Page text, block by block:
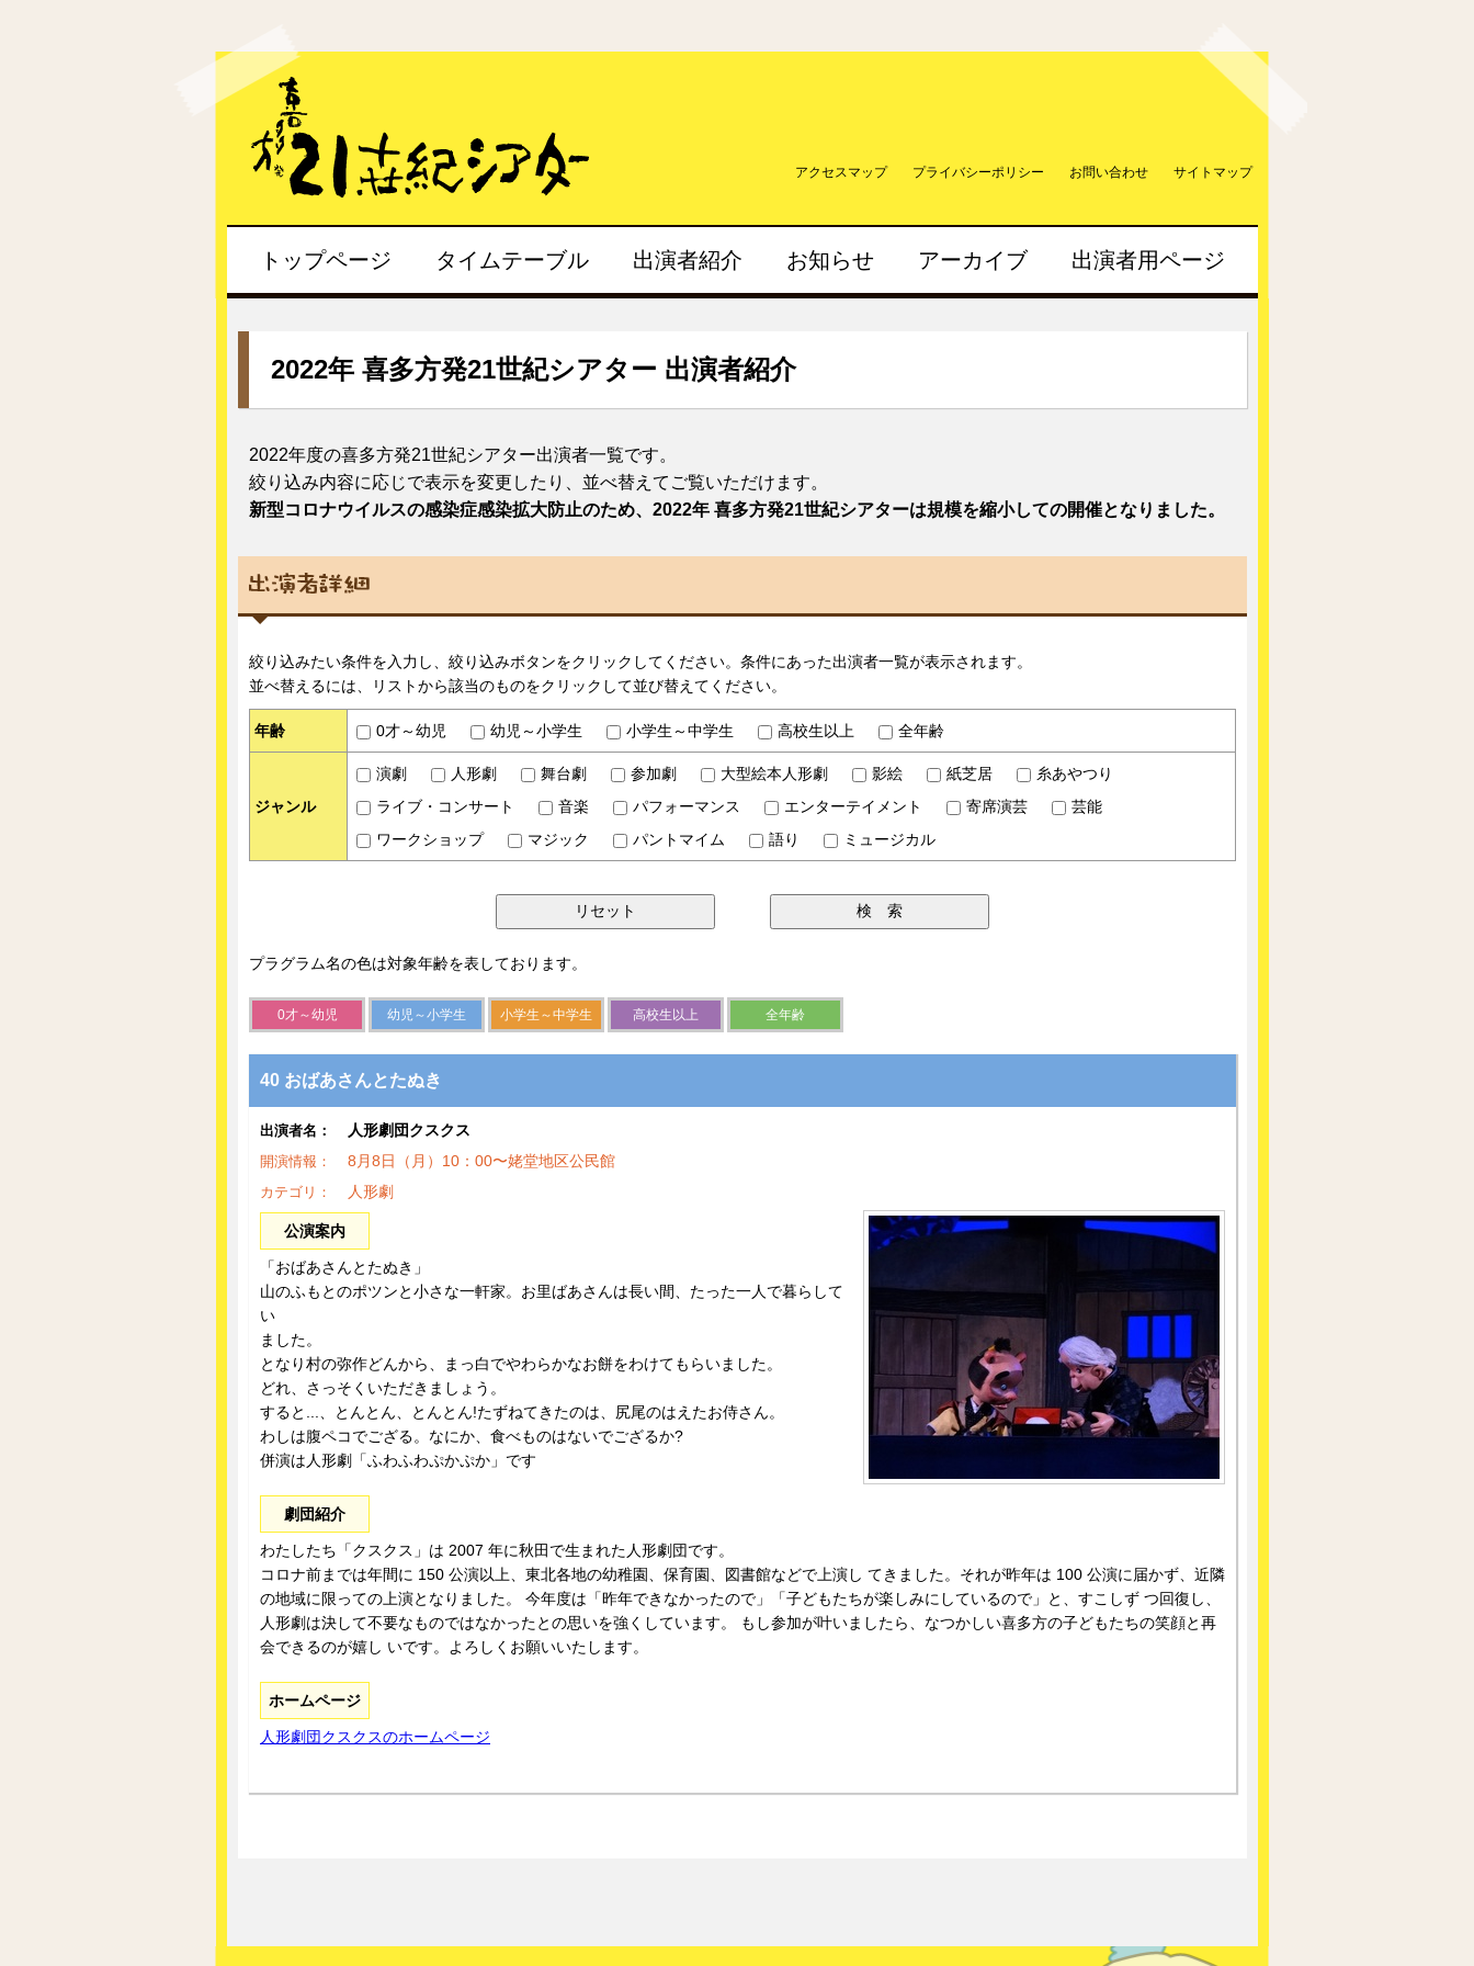
アクセスマップ プライバシーポリシー お問い合わせ サイトマップ
トップページ タイムテーブル 出演者紹介 お知らせ アーカイブ 出演者用ページ
2022年 喜多方発21世紀シアター 出演者紹介
2022年度の喜多方発21世紀シアター出演者一覧です。
絞り込み内容に応じで表示を変更したり、並べ替えてご覧いただけます。
新型コロナウイルスの感染症感染拡大防止のため、2022年 喜多方発21世紀シアターは規模を縮小しての開催となりました。
絞り込みたい条件を入力し、絞り込みボタンをクリックしてください。条件にあった出演者一覧が表示されます。
並べ替えるには、リストから該当のものをクリックして並び替えてください。
年齢 0才～幼児 幼児～小学生 小学生～中学生 高校生以上 全年齢
ジャンル
演劇 人形劇 舞台劇 参加劇 大型絵本人形劇 影絵 紙芝居
糸あやつり
ライブ・コンサート
音楽 パフォーマンス エンターテイメント 寄席演芸
芸能
ワークショップ
マジック パントマイム 語り ミュージカル
プラグラム名の色は対象年齢を表しております。
0才～幼児 幼児～小学生 小学生～中学生 高校生以上 全年齢
40 おばあさんとたぬき
出演者名： 人形劇団クスクス
開演情報： 8月8日（月）10：00〜姥堂地区公民館
カテゴリ： 人形劇
公演案内
「おばあさんとたぬき」
山のふもとのポツンと小さな一軒家。お里ばあさんは長い間、たった一人で暮らして
い
ました。
となり村の弥作どんから、まっ白でやわらかなお餅をわけてもらいました。
どれ、さっそくいただきましょう。
すると...、とんとん、とんとん!たずねてきたのは、尻尾のはえたお侍さん。
わしは腹ペコでござる。なにか、食べものはないでござるか?
併演は人形劇「ふわふわぷかぷか」です
劇団紹介
わたしたち「クスクス」は 2007 年に秋田で生まれた人形劇団です。
コロナ前までは年間に 150 公演以上、東北各地の幼稚園、保育園、図書館などで上演し てきました。それが昨年は 100 公演に届かず、近隣
の地域に限っての上演となりました。 今年度は「昨年できなかったので」「子どもたちが楽しみにしているので」と、すこしず つ回復し、
人形劇は決して不要なものではなかったとの思いを強くしています。 もし参加が叶いましたら、なつかしい喜多方の子どもたちの笑顔と再
会できるのが嬉し いです。よろしくお願いいたします。
ホームページ
人形劇団クスクスのホームページ